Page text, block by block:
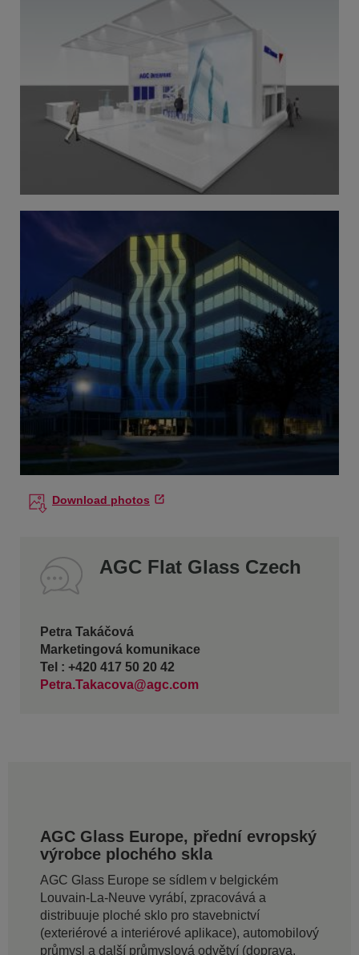
Download photos
AGC Flat Glass Czech
Petra Takáčová
Marketingová komunikace
Tel : +420 417 50 20 42
Petra.Takacova@agc.com
AGC Glass Europe, přední evropský
výrobce plochého skla
AGC Glass Europe se sídlem v belgickém
Louvain-La-Neuve vyrábí, zpracovává a
distribuuje ploché sklo pro stavebnictví
(exteriérové a interiérové aplikace), automobilový
průmysl a další průmyslová odvětví (doprava,